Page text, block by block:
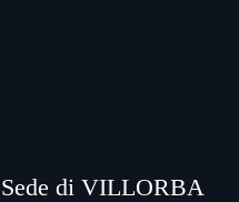
Sede di VILLORBA